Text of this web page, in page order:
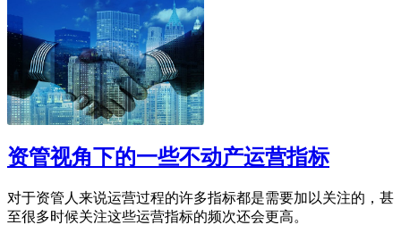
资管视角下的一些不动产运营指标
对于资管人来说运营过程的许多指标都是需要加以关注的，甚
至很多时候关注这些运营指标的频次还会更高。